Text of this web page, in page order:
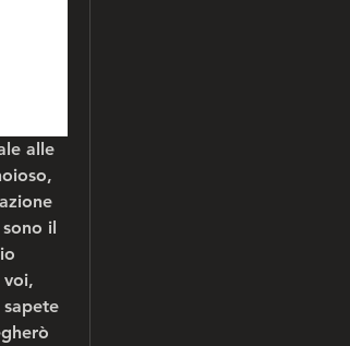
alle
il
voi,